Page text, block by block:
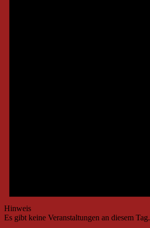
Hinweis
Es gibt keine Veranstaltungen an diesem Tag.